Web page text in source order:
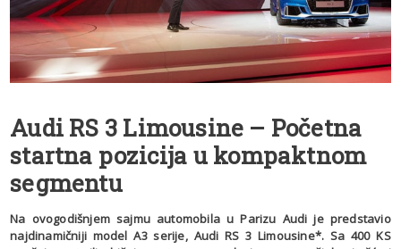
Audi RS 3 Limousine – Početna
startna pozicija u kompaktnom
segmentu
Na ovogodišnjem sajmu automobila u Parizu Audi je predstavio
najdinamičniji model A3 serije, Audi RS 3 Limousine*. Sa 400 KS